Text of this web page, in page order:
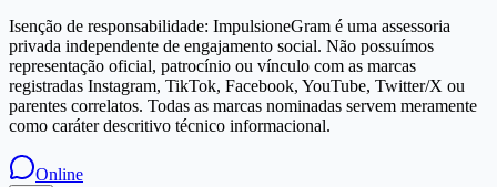
Isenção de responsabilidade: ImpulsioneGram é uma assessoria
privada independente de engajamento social. Não possuímos
representação oficial, patrocínio ou vínculo com as marcas
registradas Instagram, TikTok, Facebook, YouTube, Twitter/X ou
parentes correlatos. Todas as marcas nominadas servem meramente
como caráter descritivo técnico informacional.
Online